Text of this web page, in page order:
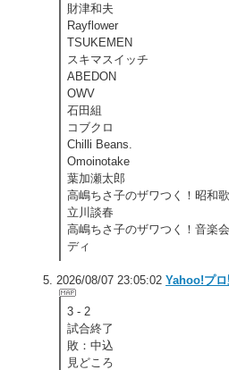
財津和夫
Rayflower
TSUKEMEN
スキマスイッチ
ABEDON
OWV
石田組
コブクロ
Chilli Beans.
Omoinotake
葉加瀬太郎
高嶋ちさ子のザワつく！昭和
立川談春
高嶋ちさ子のザワつく！音楽
ディ
2026/08/07 23:05:02 Yahoo!プ
3 - 2
試合終了
敗：中込
見どころ